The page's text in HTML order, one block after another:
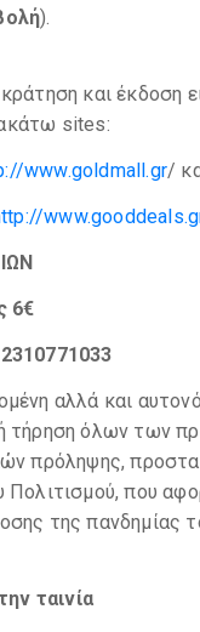
).
και έκδοση
sites:
www.goldmall.gr/
6€
αλλά και
τήρηση όλων των
πρόληψης,
Πολιτισμού, που
της πανδημίας
ταινία